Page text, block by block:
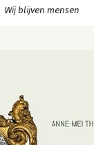
Wij blijven mensen